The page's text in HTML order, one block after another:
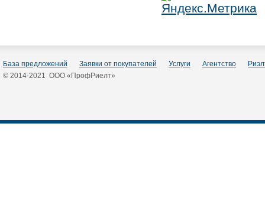
База предложений Заявки от покупателей Услуги Агентство
© 2014-2021 ООО «ПрофРиелт»